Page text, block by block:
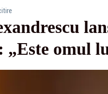
„Este omul